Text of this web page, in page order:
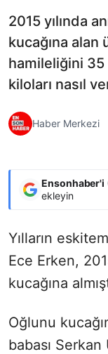
2015 yılında
kucağına alan
hamileliğini 35
kiloları nasıl
Haber Merkezi
Ensonhaber'i
ekleyin
Yılların
Ece Erken,
kucağına
Oğlunu
babası Serkan